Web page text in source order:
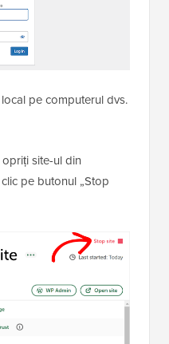
pe computerul dvs.
site-ul din
pe butonul „Stop